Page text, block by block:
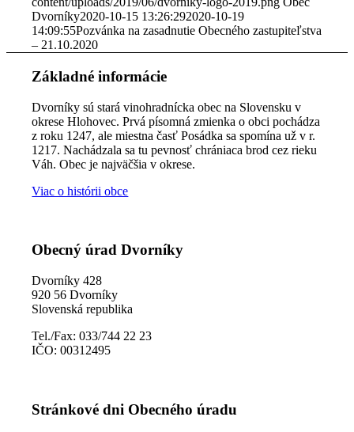
Dvorníky2020-10-15 13:26:292020-10-19
14:09:55Pozvánka na zasadnutie Obecného zastupiteľstva
– 21.10.2020
Základné informácie
Dvorníky sú stará vinohradnícka obec na Slovensku v
okrese Hlohovec. Prvá písomná zmienka o obci pochádza
z roku 1247, ale miestna časť Posádka sa spomína už v r.
1217. Nachádzala sa tu pevnosť chrániaca brod cez rieku
Váh. Obec je najväčšia v okrese.
Viac o histórii obce
Obecný úrad Dvorníky
Dvorníky 428
920 56 Dvorníky
Slovenská republika
Tel./Fax: 033/744 22 23
IČO: 00312495
Stránkové dni Obecného úradu